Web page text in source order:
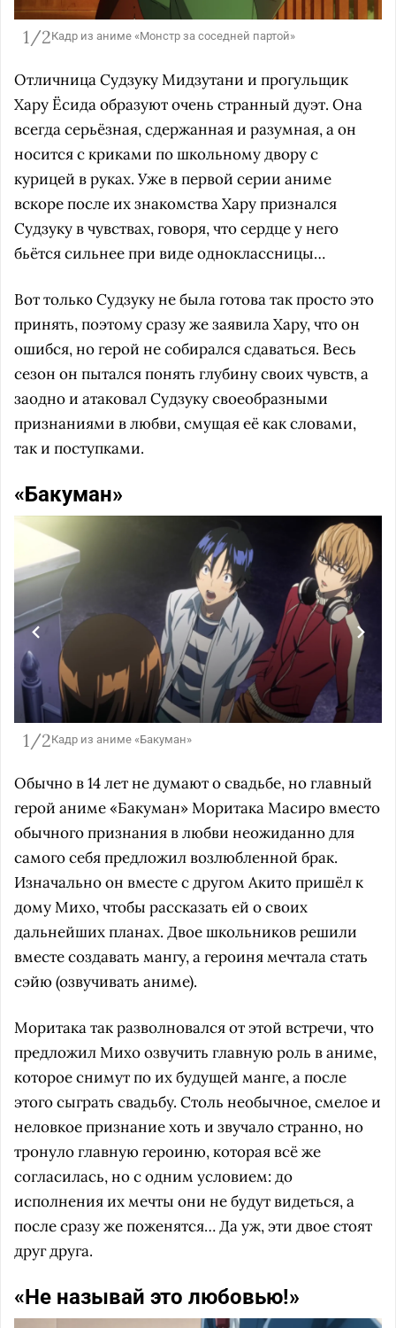
1/2Кадр из аниме «Монстр за соседней партой»
Отличница Судзуку Мидзутани и прогульщик
Хару Ёсида образуют очень странный дуэт. Она
всегда серьёзная, сдержанная и разумная, а он
носится с криками по школьному двору с
курицей в руках. Уже в первой серии аниме
вскоре после их знакомства Хару признался
Судзуку в чувствах, говоря, что сердце у него
бьётся сильнее при виде одноклассницы…
Вот только Судзуку не была готова так просто это
принять, поэтому сразу же заявила Хару, что он
ошибся, но герой не собирался сдаваться. Весь
сезон он пытался понять глубину своих чувств, а
заодно и атаковал Судзуку своеобразными
признаниями в любви, смущая её как словами,
так и поступками.
«Бакуман»
1/2Кадр из аниме «Бакуман»
Обычно в 14 лет не думают о свадьбе, но главный
герой аниме «Бакуман» Моритака Масиро вместо
обычного признания в любви неожиданно для
самого себя предложил возлюбленной брак.
Изначально он вместе с другом Акито пришёл к
дому Михо, чтобы рассказать ей о своих
дальнейших планах. Двое школьников решили
вместе создавать мангу, а героиня мечтала стать
сэйю (озвучивать аниме).
Моритака так разволновался от этой встречи, что
предложил Михо озвучить главную роль в аниме,
которое снимут по их будущей манге, а после
этого сыграть свадьбу. Столь необычное, смелое и
неловкое признание хоть и звучало странно, но
тронуло главную героиню, которая всё же
согласилась, но с одним условием: до
исполнения их мечты они не будут видеться, а
после сразу же поженятся… Да уж, эти двое стоят
друг друга.
«Не называй это любовью!»